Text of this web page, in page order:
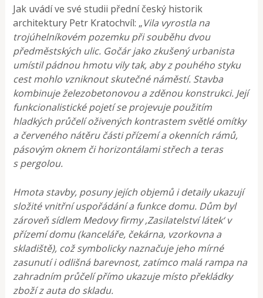
Jak uvádí ve své studii přední český historik
architektury Petr Kratochvíl: „Vila vyrostla na
trojúhelníkovém pozemku při souběhu dvou
předměstských ulic. Gočár jako zkušený urbanista
umístil pádnou hmotu vily tak, aby z pouhého styku
cest mohlo vzniknout skutečné náměstí. Stavba
kombinuje železobetonovou a zděnou konstrukci. Její
funkcionalistické pojetí se projevuje použitím
hladkých průčelí oživených kontrastem světlé omítky
a červeného nátěru části přízemí a okenních rámů,
pásovým oknem či horizontálami střech a teras
s pergolou.
Hmota stavby, posuny jejích objemů i detaily ukazují
složité vnitřní uspořádání a funkce domu. Dům byl
zároveň sídlem Medovy firmy ‚Zasilatelství látek‘ v
přízemí domu (kanceláře, čekárna, vzorkovna a
skladiště), což symbolicky naznačuje jeho mírné
zasunutí i odlišná barevnost, zatímco malá rampa na
zahradním průčelí přímo ukazuje místo překládky
zboží z auta do skladu.